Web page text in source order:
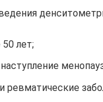
50 лет;
ревматические